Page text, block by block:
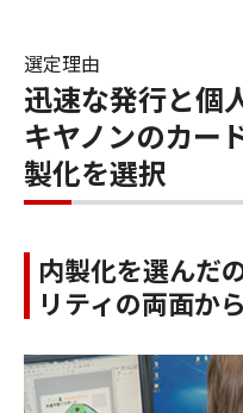
選定理由
迅速な発行と個
キヤノンのカー
製化を選択
内製化を選んだ
リティの両面から